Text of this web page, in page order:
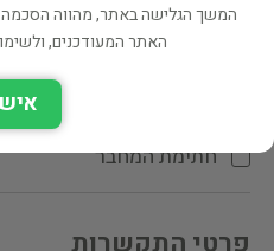
הקדשת המחבר\המתרגם
חתימת המחבר
המשך הגלישה באתר, מהווה הסכמה
האתר המעודכנים,